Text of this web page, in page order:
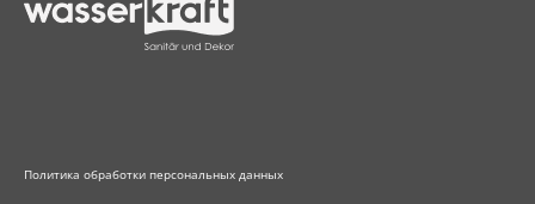
Политика обработки персональных данных